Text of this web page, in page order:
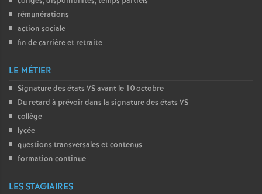
rémunérations
action sociale
fin de carrière et retraite
LE MÉTIER
Signature des états VSavant le 10 octobre
Du retard à prévoir dans la signature des états VS
collège
lycée
questions transversales et contenus
formation continue
LES STAGIAIRES